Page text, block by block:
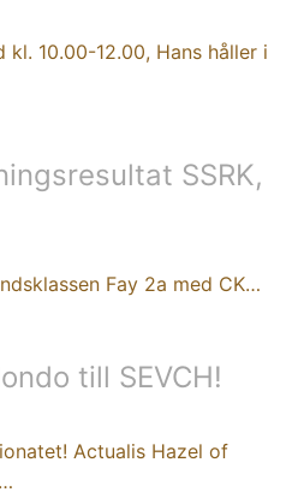
10.00-12.00, Hans håller i
SSRK,
Fay 2a med CK…
till SEVCH!
Actualis Hazel of